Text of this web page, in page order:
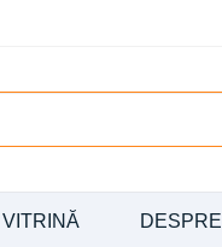
VITRINĂ DESPRE